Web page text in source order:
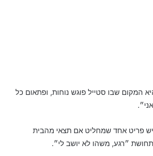
המקום שבו סטייל פוגש נוחות, ופתאום כל
פריט אחד שמחליט אם תצאי מהבית
״רגע, משהו לא יושב לי״.